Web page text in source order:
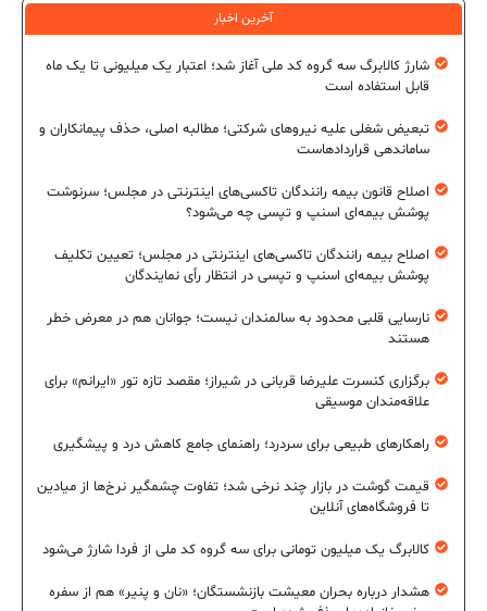
آخرین اخبار
شارژ کالابرگ سه گروه کد ملی آغاز شد؛ اعتبار یک میلیونی تا یک ماه
قابل استفاده است
تبعیض شغلی علیه نیروهای شرکتی؛ مطالبه اصلی، حذف پیمانکاران و
ساماندهی قراردادهاست
اصلاح قانون بیمه رانندگان تاکسی‌های اینترنتی در مجلس؛ سرنوشت
پوشش بیمه‌ای اسنپ و تپسی چه می‌شود؟
اصلاح بیمه رانندگان تاکسی‌های اینترنتی در مجلس؛ تعیین تکلیف
پوشش بیمه‌ای اسنپ و تپسی در انتظار رأی نمایندگان
نارسایی قلبی محدود به سالمندان نیست؛ جوانان هم در معرض خطر
هستند
برگزاری کنسرت علیرضا قربانی در شیراز؛ مقصد تازه تور «ایرانم» برای
علاقه‌مندان موسیقی
راهکارهای طبیعی برای سردرد؛ راهنمای جامع کاهش درد و پیشگیری
قیمت گوشت در بازار چند نرخی شد؛ تفاوت چشمگیر نرخ‌ها از میادین
تا فروشگاه‌های آنلاین
کالابرگ یک میلیون تومانی برای سه گروه کد ملی از فردا شارژ می‌شود
هشدار درباره بحران معیشت بازنشستگان؛ «نان و پنیر» هم از سفره